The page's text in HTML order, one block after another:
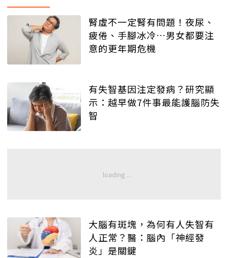
腎虛不一定腎有問題！夜尿、
疲倦、手腳冰冷…男女都要注
意的更年期危機
有失智基因注定發病？研究顯
示：越早做7件事最能護腦防失
智
大腦有斑塊，為何有人失智有
人正常？醫：腦內「神經發
炎」是關鍵